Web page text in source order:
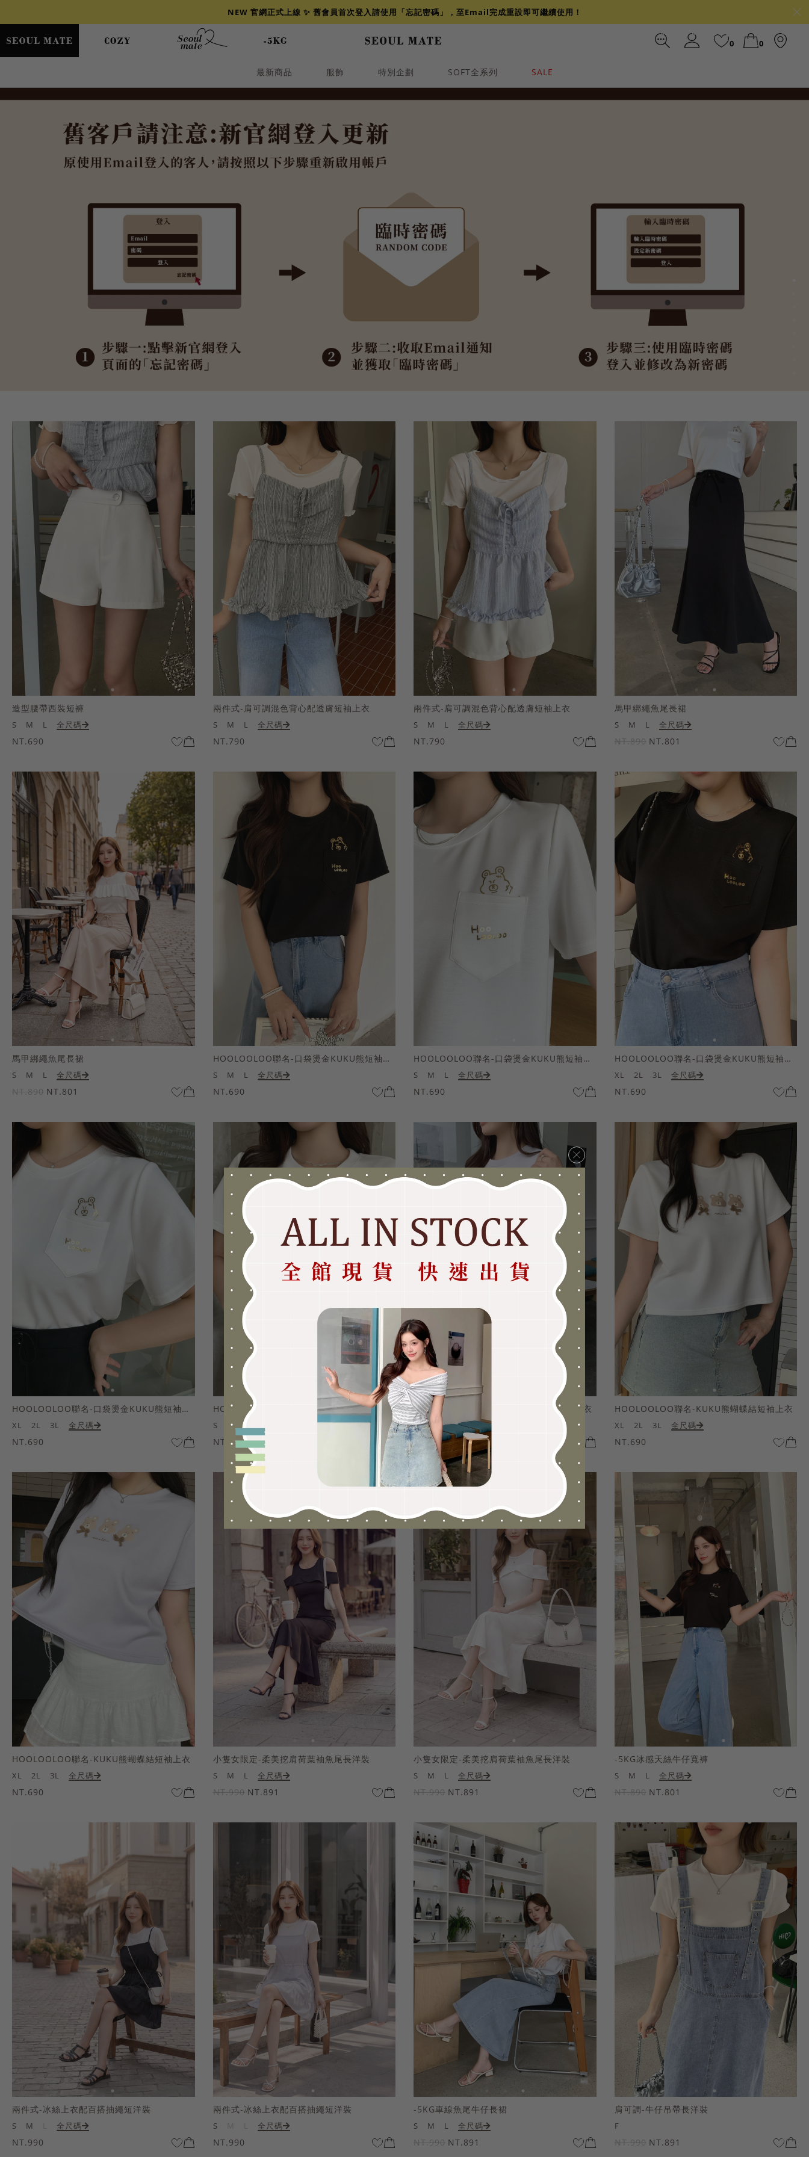
×
NEW 官網正式上線 ✨ 舊會員首次登入請使用「忘記密碼」，至Email完成重設即可繼續使用！
0 0
最新商品 服飾 特別企劃 SOFT全系列 SALE
造型腰帶西裝短褲
S M L 全尺碼
NT.690
兩件式-肩可調混色背心配透膚短袖上衣
S M L 全尺碼
NT.790
兩件式-肩可調混色背心配透膚短袖上衣
S M L 全尺碼
NT.790
馬甲綁繩魚尾長裙
S M L 全尺碼
NT.890 NT.801
馬甲綁繩魚尾長裙
S M L 全尺碼
NT.890 NT.801
HOOLOOLOO聯名-口袋燙金KUKU熊短袖上衣
S M L 全尺碼
NT.690
HOOLOOLOO聯名-口袋燙金KUKU熊短袖上衣
S M L 全尺碼
NT.690
HOOLOOLOO聯名-口袋燙金KUKU熊短袖上衣
XL 2L 3L 全尺碼
NT.690
HOOLOOLOO聯名-口袋燙金KUKU熊短袖上衣
XL 2L 3L 全尺碼
NT.690
HOOLOOLOO聯名-KUKU熊蝴蝶結短袖上衣
S M L 全尺碼
NT.690
HOOLOOLOO聯名-KUKU熊蝴蝶結短袖上衣
S M L 全尺碼
NT.690
HOOLOOLOO聯名-KUKU熊蝴蝶結短袖上衣
XL 2L 3L 全尺碼
NT.690
HOOLOOLOO聯名-KUKU熊蝴蝶結短袖上衣
XL 2L 3L 全尺碼
NT.690
小隻女限定-柔美挖肩荷葉袖魚尾長洋裝
S M L 全尺碼
NT.990 NT.891
小隻女限定-柔美挖肩荷葉袖魚尾長洋裝
S M L 全尺碼
NT.990 NT.891
-5KG冰感天絲牛仔寬褲
S M L 全尺碼
NT.890 NT.801
兩件式-冰絲上衣配百搭抽繩短洋裝
S M 全尺碼
NT.990
兩件式-冰絲上衣配百搭抽繩短洋裝
S 全尺碼
NT.990
-5KG車線魚尾牛仔長裙
S M L 全尺碼
NT.990 NT.891
肩可調-牛仔吊帶長洋裝
F
NT.990 NT.891